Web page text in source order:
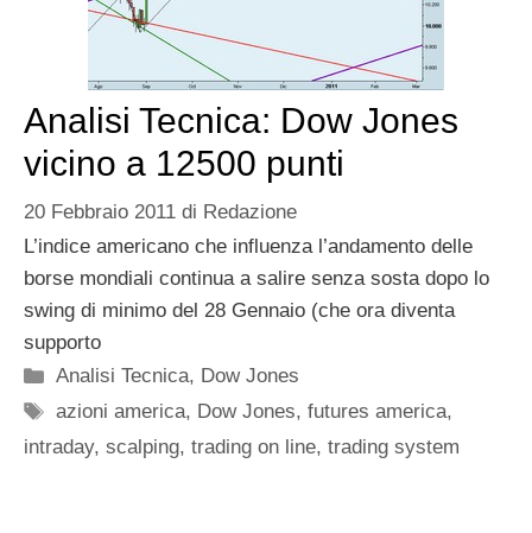
Analisi Tecnica: Dow Jones
vicino a 12500 punti
20 Febbraio 2011 di Redazione
L’indice americano che influenza l’andamento delle
borse mondiali continua a salire senza sosta dopo lo
swing di minimo del 28 Gennaio (che ora diventa
supporto
Categorie
Analisi Tecnica, Dow Jones
Tag
azioni america, Dow Jones,futures america,
intraday, scalping, trading on line, trading system